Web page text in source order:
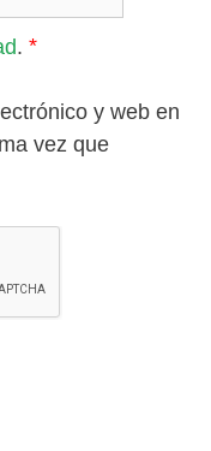
. *
y web en
vez que